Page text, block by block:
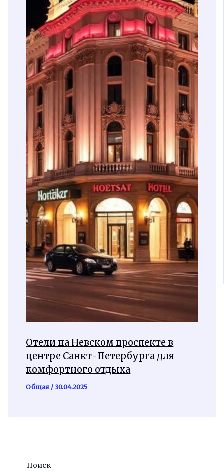
Отели на Невском проспекте в
центре Санкт-Петербурга для
комфортного отдыха
Общая /30.04.2025
Поиск